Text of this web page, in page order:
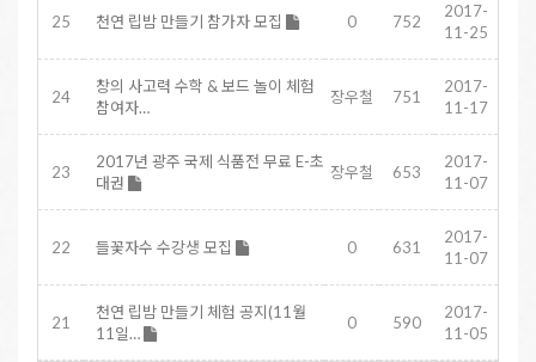
25 천연 립밤 만들기 참가자 모집 0 752
2017-
11-25
24
창의 사고력 수학 & 보드 놀이 체험
참여자…
장우철 751
2017-
11-17
23
2017년 광주 국제 식품전 무료 E-초
대권
장우철 653
2017-
11-07
22 들꽃자수 수강생 모집 0 631
2017-
11-07
21
천연 립밤 만들기 체험 공지(11월
11일…
0 590
2017-
11-05